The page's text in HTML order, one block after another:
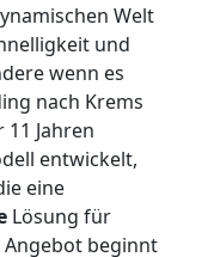
Welt
und
wenn es
nach Krems
Jahren
entwickelt,
eine
Lösung für
Angebot beginnt